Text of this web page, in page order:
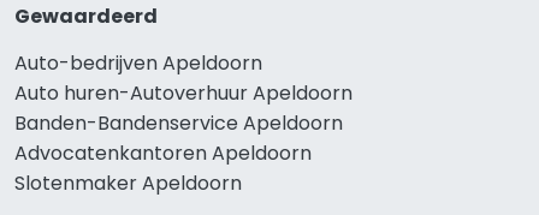
Gewaardeerd
Auto-bedrijven Apeldoorn
Auto huren-Autoverhuur Apeldoorn
Banden-Bandenservice Apeldoorn
Advocatenkantoren Apeldoorn
Slotenmaker Apeldoorn